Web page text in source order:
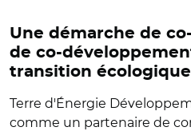
Une démarche de
de co-
transition écologique
Terre d'Énergie
comme un partenaire de